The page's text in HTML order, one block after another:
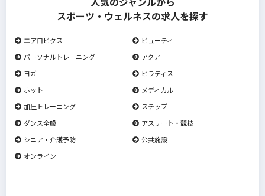
スポーツ・ウェルネスの求人を探す
エアロビクス
ビューティ
パーソナルトレーニング
アクア
ヨガ
ピラティス
ホット
メディカル
加圧トレーニング
ステップ
ダンス全般
アスリート・競技
シニア・介護予防
公共施設
オンライン